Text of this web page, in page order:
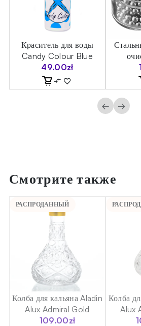
Краситель для воды
Candy Colour Blue
49.00zł
← →
Смотрите также
РАСПРОДАННЫЙ
Колба для кальяна Aladin
Alux Admiral Gold
109.00zł
Колба
Alux